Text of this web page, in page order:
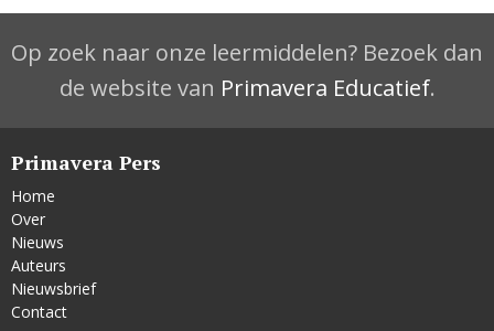
Op zoek naar onze leermiddelen? Bezoek dan
de website van Primavera Educatief.
Primavera Pers
Home
Over
Nieuws
Auteurs
Nieuwsbrief
Contact